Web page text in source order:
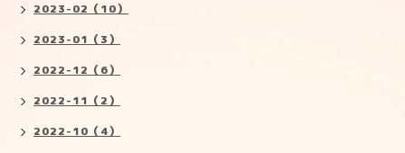
2023-02（10）
2023-01（3）
2022-12（6）
2022-11（2）
2022-10（4）